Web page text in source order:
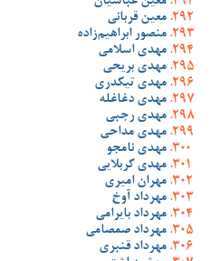
معین قربانی
منصور ابراهیم‌زاده
مهدی اسلامی
مهدی بریحی
مهدی تیکدری
مهدی دغاغله
مهدی رجبی
مهدی مداحی
مهدی نامجو
مهدی کربلایی
مهران امیری
مهرداد آوخ
مهرداد بایرامی
مهرداد صمصامی
مهرداد قنبری